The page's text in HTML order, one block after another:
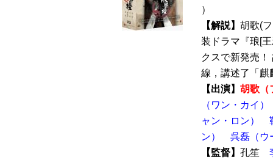
）
【解説】 胡歌(
装ドラマ『琅[
クスで新発売
線，講述了「麒
【出演】 胡歌（
（ワン・カイ）
ャン・ロン）
ン）
呉磊（ウ
【監督】 孔笙